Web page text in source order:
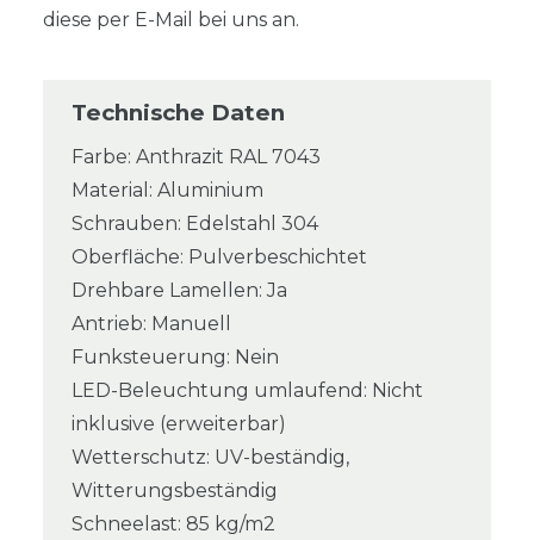
diese per E-Mail bei uns an.
Technische Daten
Farbe: Anthrazit RAL 7043
Material: Aluminium
Schrauben: Edelstahl 304
Oberfläche: Pulverbeschichtet
Drehbare Lamellen: Ja
Antrieb: Manuell
Funksteuerung: Nein
LED-Beleuchtung umlaufend: Nicht
inklusive (erweiterbar)
Wetterschutz: UV-beständig,
Witterungsbeständig
Schneelast: 85 kg/m2